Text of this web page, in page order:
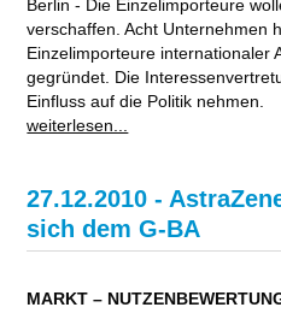
Berlin - Die Einzelimporteure
verschaffen. Acht Unternehmen
Einzelimporteure internationaler
gegründet. Die
Einfluss auf die Politik nehmen.
weiterlesen...
27.12.2010 -
sich dem G-BA
MARKT –